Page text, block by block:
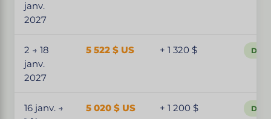
janv.
2027
2 → 18
janv.
2027
5 522 $ US + 1 320 $
16 janv. →
5 020 $ US + 1 200 $